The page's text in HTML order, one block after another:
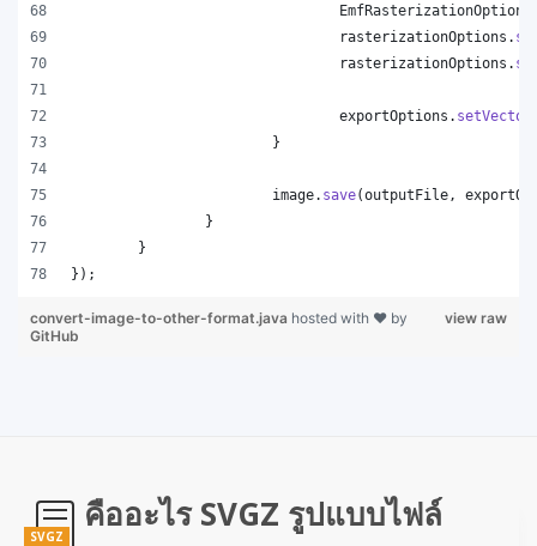
EmfRasterizationOptions
rasterizationOptions .
rasterizationOptions .
exportOptions .
			}
image. save(outputFile ,
		}
	}
});
view raw
convert-image-to-other-format.java hosted with ❤ by
GitHub
SVGZ
คืออะไร SVGZ รูปแบบไฟล์